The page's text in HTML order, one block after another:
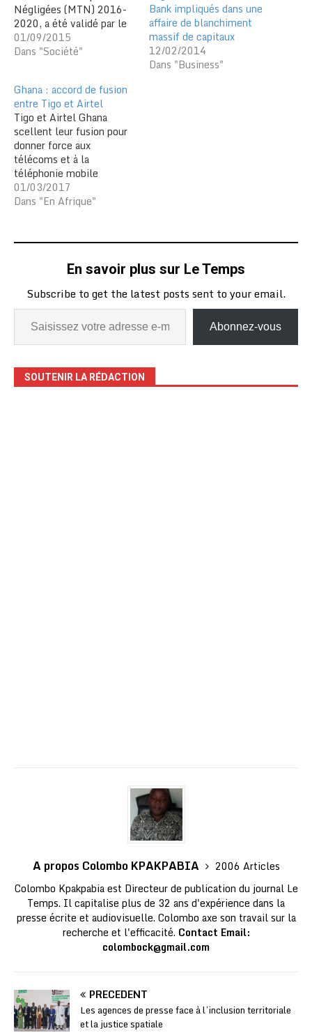
Négligées (MTN) 2016-
2020, a été validé par le
ministère de la Santé et
de la Protection sociale.
financement, prestations
de services, gestion et
approvisionnement des
stocks de médicaments
et le système…
01/09/2015
Dans "Société"
Bank impliqués dans une
affaire de blanchiment
massif de capitaux
12/02/2014
Dans "Business"
Ghana : accord de fusion
entre Tigo et Airtel
Tigo et Airtel Ghana
scellent leur fusion pour
donner force aux
télécoms et à la
téléphonie mobile
dominée par MTN Ghana.
La concurrence s'annonce
téléphonie mobile Tigo
seraient parvenus à un
une seule entité…
01/03/2017
Dans "En Afrique"
En savoir plus sur Le Temps
Subscribe to get the latest posts sent to your email.
Abonnez-vous
SOUTENIR LA RÉDACTION
A propos Colombo KPAKPABIA
2006 Articles
Colombo Kpakpabia est Directeur de publication du journal Le
Temps. Il capitalise plus de 32 ans d'expérience dans la
presse écrite et audiovisuelle. Colombo axe son travail sur la
recherche et l'efficacité. Contact Email:
colombock@gmail.com
PRÉCÉDENT
Les agences de presse face à l’inclusion territoriale
et la justice spatiale